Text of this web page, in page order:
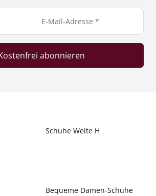
E-Mail-Adresse *
abonnieren
Schuhe Weite H
Bequeme Damen-Schuhe